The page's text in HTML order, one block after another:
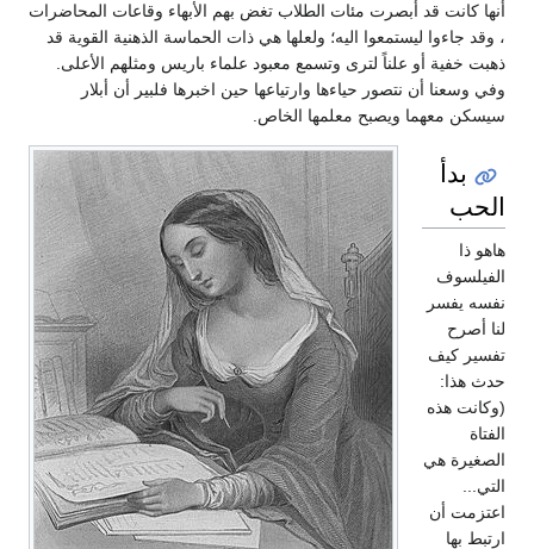
أنها كانت قد أبصرت مئات الطلاب تغض بهم الأبهاء وقاعات المحاضرات
، وقد جاءوا ليستمعوا اليه؛ ولعلها هي ذات الحماسة الذهنية القوية قد
ذهبت خفية أو علناً لترى وتسمع معبود علماء باريس ومثلهم الأعلى.
وفي وسعنا أن نتصور حياءها وارتياعها حين اخبرها فلبير أن أبلار
سيسكن معهما ويصبح معلمها الخاص.
بدأ
الحب
هاهو ذا
الفيلسوف
نفسه يفسر
لنا أصرح
تفسير كيف
حدث هذا:
(وكانت هذه
الفتاة
الصغيرة هي
التي...
اعتزمت أن
ارتبط بها